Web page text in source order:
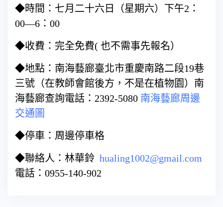
◆時間：七月二十六日（星期六）下午2：
00—6：00
◆收費：完全免費( 也不需事先報名）
◆地點：南海藝廊臺北市重慶南路二段19巷
三號（在教師會館後方，不是在植物園）南
海藝廊查詢電話：2392-5080 南海藝廊周邊
交通圖
◆停車：周邊停車格
◆聯絡人：林華鈴 hualing1002@gmail.com
電話：0955-140-902